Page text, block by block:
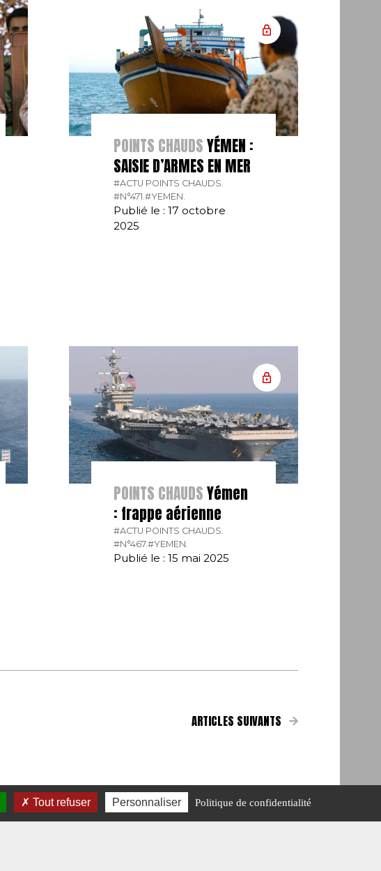
POINTS CHAUDSYÉMEN :
SAISIE D’ARMES EN MER
#ACTU POINTS CHAUDS.
#N°471.#YEMEN.
Publié le : 17 octobre
2025
POINTS CHAUDSYémen
: frappe aérienne
#ACTU POINTS CHAUDS.
#N°467.#YEMEN.
Publié le : 15 mai 2025
ARTICLES SUIVANTS
Tout refuser Personnaliser Politique de confidentialité